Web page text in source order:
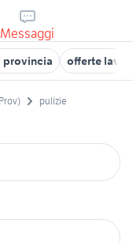
Messaggi
provincia offerte
pulizie